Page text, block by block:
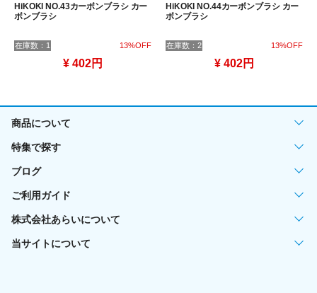
HiKOKI NO.43カーボンブラシ カー
ボンブラシ
在庫数：1 13%OFF
¥ 402円
HiKOKI NO.44カーボンブラシ カー
ボンブラシ
在庫数：2 13%OFF
¥ 402円
商品について
特集で探す
ブログ
ご利用ガイド
株式会社あらいについて
当サイトについて